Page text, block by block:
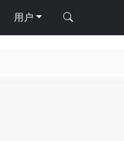
用户